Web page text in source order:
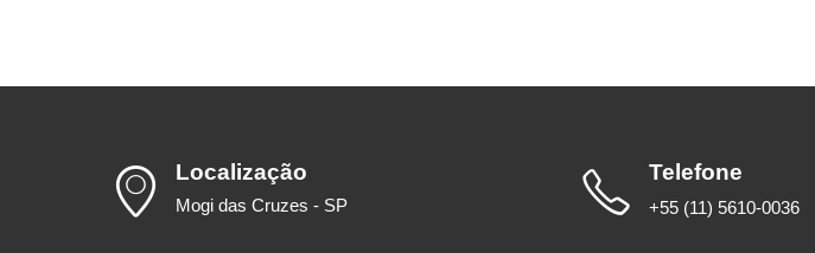
Localização
Mogi das Cruzes - SP
Telefone
+55 (11) 5610-0036